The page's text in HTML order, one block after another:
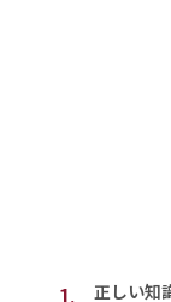
1.
正しい知